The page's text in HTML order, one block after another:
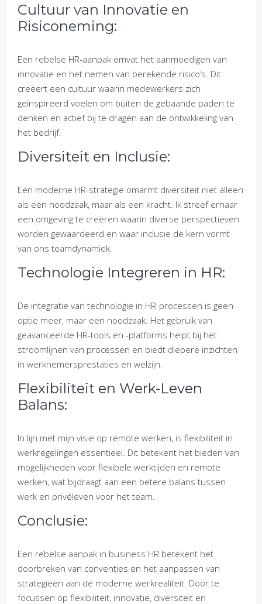
Cultuur van Innovatie en
Risiconeming:
Een rebelse HR-aanpak omvat het aanmoedigen van
innovatie en het nemen van berekende risico’s. Dit
creëert een cultuur waarin medewerkers zich
geïnspireerd voelen om buiten de gebaande paden te
denken en actief bij te dragen aan de ontwikkeling van
het bedrijf.
Diversiteit en Inclusie:
Een moderne HR-strategie omarmt diversiteit niet alleen
als een noodzaak, maar als een kracht. Ik streef ernaar
een omgeving te creëren waarin diverse perspectieven
worden gewaardeerd en waar inclusie de kern vormt
van ons teamdynamiek.
Technologie Integreren in HR:
De integratie van technologie in HR-processen is geen
optie meer, maar een noodzaak. Het gebruik van
geavanceerde HR-tools en -platforms helpt bij het
stroomlijnen van processen en biedt diepere inzichten
in werknemersprestaties en welzijn.
Flexibiliteit en Werk-Leven
Balans:
In lijn met mijn visie op remote werken, is flexibiliteit in
werkregelingen essentieel. Dit betekent het bieden van
mogelijkheden voor flexibele werktijden en remote
werken, wat bijdraagt aan een betere balans tussen
werk en privéleven voor het team.
Conclusie:
Een rebelse aanpak in business HR betekent het
doorbreken van conventies en het aanpassen van
strategieën aan de moderne werkrealiteit. Door te
focussen op flexibiliteit, innovatie, diversiteit en